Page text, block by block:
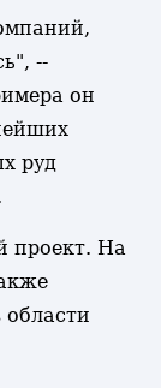
--
он
руд
проект. На